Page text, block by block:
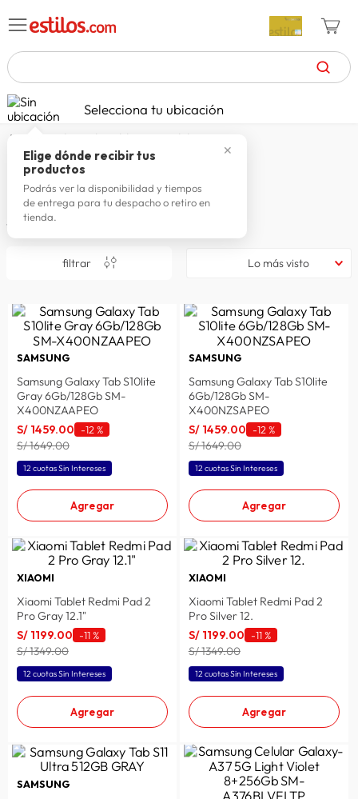
TÉRMINOS MÁS BUSCADOS
1. zapatillas mujer
2. celulares
3. zapatillas hombre
4. moda
5. zapatillas
8. terrex
spiderman
10. lavadora
Selecciona tu ubicación
✕
Elige dónde recibir tus
productos
Podrás ver la disponibilidad y tiempos
de entrega para tu despacho o retiro en
tienda.
el top de tabletas y celulares
El TOP de Tabletas y Celulares
41 productos
filtrar Lo más visto
SAMSUNG
Samsung Galaxy Tab S10lite
Gray 6Gb/128Gb SM-
X400NZAAPEO
S/ 1459.00 -12 %
S/ 1649.00
12 cuotas Sin Intereses
Agregar
SAMSUNG
Samsung Galaxy Tab S10lite
6Gb/128Gb SM-
X400NZSAPEO
S/ 1459.00 -12 %
S/ 1649.00
12 cuotas Sin Intereses
Agregar
XIAOMI
Xiaomi Tablet Redmi Pad 2
Pro Gray 12.1"
S/ 1199.00 -11 %
S/ 1349.00
12 cuotas Sin Intereses
Agregar
XIAOMI
Xiaomi Tablet Redmi Pad 2
Pro Silver 12.
S/ 1199.00 -11 %
S/ 1349.00
12 cuotas Sin Intereses
Agregar
SAMSUNG